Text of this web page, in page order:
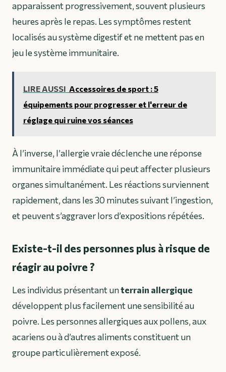
apparaissent progressivement, souvent plusieurs
heures après le repas. Les symptômes restent
localisés au système digestif et ne mettent pas en
jeu le système immunitaire.
LIRE AUSSI Accessoires de sport : 5
équipements pour progresser et l'erreur de
réglage qui ruine vos séances
À l’inverse, l’allergie vraiedéclenche une réponse
immunitaire immédiate qui peut affecter plusieurs
organes simultanément. Les réactions surviennent
rapidement, dans les 30 minutes suivant l’ingestion,
et peuvent s’aggraver lors d’expositions répétées.
Existe-t-il des personnes plus à risque de
réagir au poivre ?
Les individus présentant unterrain allergique
développent plus facilement une sensibilité au
poivre. Les personnes allergiques aux pollens, aux
acariens ou à d’autres aliments constituent un
groupe particulièrement exposé.